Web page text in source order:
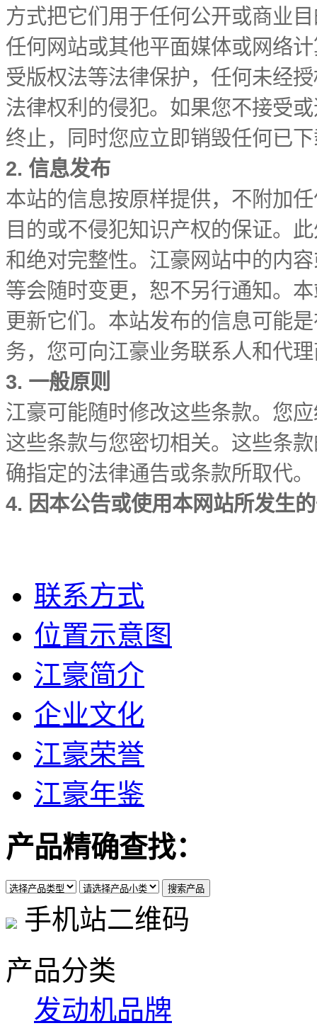
方式把它们用于任何公开或商业
任何网站或其他平面媒体或网络
受版权法等法律保护，任何未经
法律权利的侵犯。如果您不接受
终止，同时您应立即销毁任何已
2. 信息发布
本站的信息按原样提供，不附加
目的或不侵犯知识产权的保证。
和绝对完整性。江豪网站中的内
等会随时变更，恕不另行通知。
更新它们。本站发布的信息可能
务，您可向江豪业务联系人和代
3. 一般原则
江豪可能随时修改这些条款。您
这些条款与您密切相关。这些条
确指定的法律通告或条款所取代。
4. 因本公告或使用本网站所发生
联系方式
位置示意图
江豪简介
企业文化
江豪荣誉
江豪年鉴
产品精确查找：
手机站二维码
产品分类
发动机品牌